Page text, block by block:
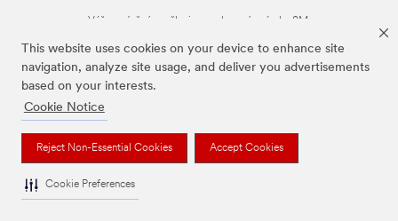
This website uses cookies on your device to enhance site
navigation, analyze site usage, and deliver you advertisements
based on your interests.
Cookie Notice
Reject Non-Essential Cookies Accept Cookies
Cookie Preferences
Výše zmíněné značky jsou ochranné známky 3M.